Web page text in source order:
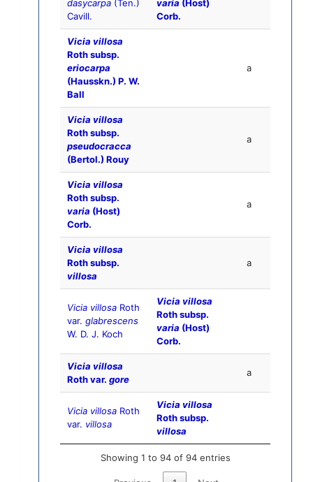
dasycarpa (Ten.)
Cavill.
varia (Host)
Corb.
Vicia villosa
Roth subsp.
eriocarpa
(Hausskn.) P. W.
Ball
a
Vicia villosa
Roth subsp.
pseudocracca
(Bertol.) Rouy
a
Vicia villosa
Roth subsp.
varia (Host)
Corb.
a
Vicia villosa
Roth subsp.
villosa
a
Vicia villosa Roth
var. glabrescens
W. D. J. Koch
Vicia villosa
Roth subsp.
varia (Host)
Corb.
Vicia villosa
Roth var. gore
a
Vicia villosa Roth
var. villosa
Vicia villosa
Roth subsp.
villosa
Showing 1 to 94 of 94 entries